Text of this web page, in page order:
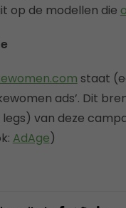
op de modellen die
staat
ads’. Dit
legs) van deze
AdAge)